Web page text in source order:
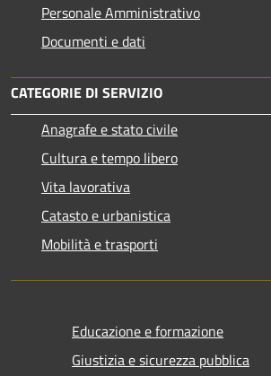
Personale Amministrativo
Documenti e dati
CATEGORIE DI SERVIZIO
Anagrafe e stato civile
Cultura e tempo libero
Vita lavorativa
Catasto e urbanistica
Mobilità e trasporti
Educazione e formazione
Giustizia e sicurezza pubblica